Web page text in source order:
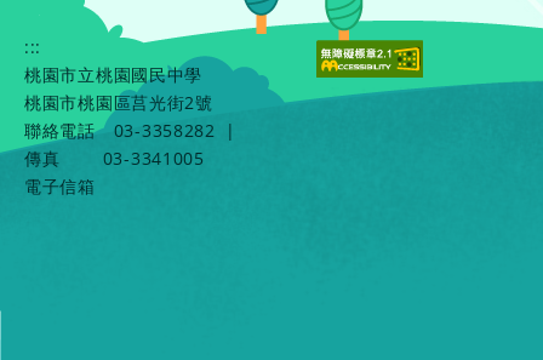
:::
桃園市立桃園國民中學
桃園市桃園區莒光街2號
聯絡電話
03-3358282
|
傳真
03-3341005
電子信箱